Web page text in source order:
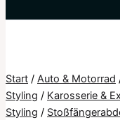
Start / Auto & Motorrad
Styling / Karosserie &
Styling /